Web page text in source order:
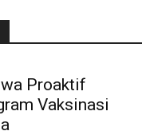
Proaktif
Vaksinasi